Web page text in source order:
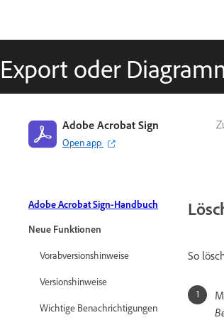
Export oder
Adobe Acrobat Sign
Open app
Adobe Acrobat Sign-Handbuch
Neue Funktionen
Vorabversionshinweise
Versionshinweise
Wichtige Benachrichtigungen
So